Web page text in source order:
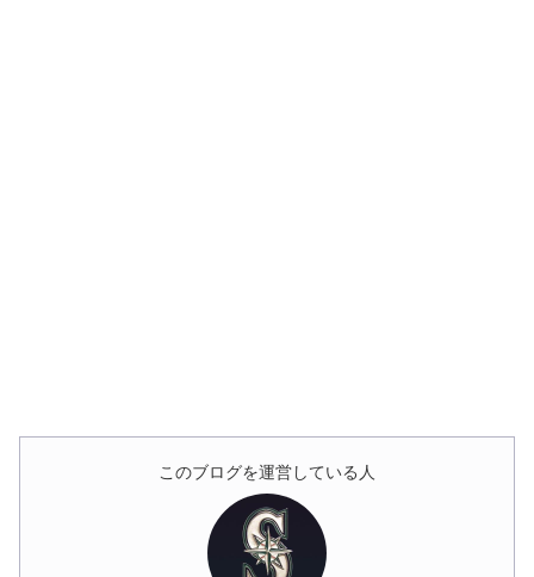
このブログを運営している人